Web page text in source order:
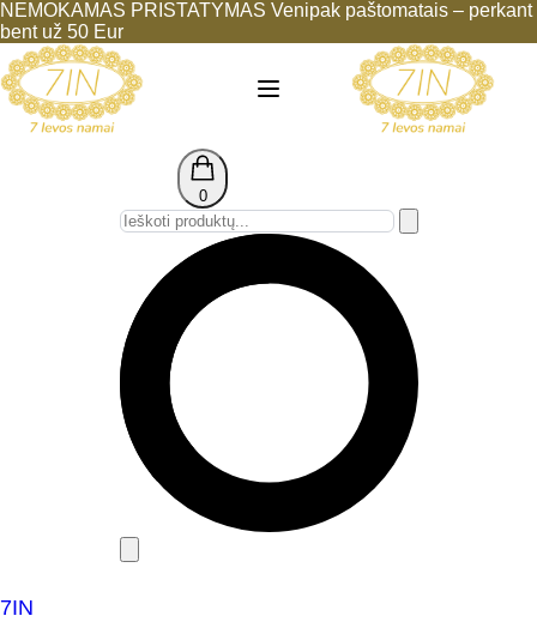
NEMOKAMAS PRISTATYMAS Venipak paštomatais – perkant
bent už 50 Eur
0
7IN